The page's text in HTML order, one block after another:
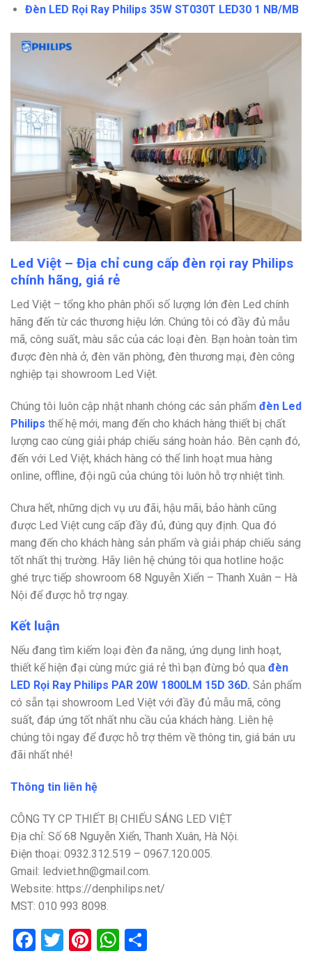
Đèn LED Rọi Ray Philips 35W ST030T LED30 1 NB/MB
Led Việt – Địa chỉ cung cấp đèn rọi ray Philips
chính hãng, giá rẻ
Led Việt – tổng kho phân phối số lượng lớn đèn Led chính
hãng đến từ các thương hiệu lớn. Chúng tôi có đầy đủ mẫu
mã, công suất, màu sắc của các loại đèn. Bạn hoàn toàn tìm
được đèn nhà ở, đèn văn phòng, đèn thương mại, đèn công
nghiệp tại showroom Led Việt.
Chúng tôi luôn cập nhật nhanh chóng các sản phẩm đèn Led
Philips thế hệ mới, mang đến cho khách hàng thiết bị chất
lượng cao cùng giải pháp chiếu sáng hoàn hảo. Bên cạnh đó,
đến với Led Việt, khách hàng có thể linh hoạt mua hàng
online, offline, đội ngũ của chúng tôi luôn hỗ trợ nhiệt tình.
Chưa hết, những dịch vụ ưu đãi, hậu mãi, bảo hành cũng
được Led Việt cung cấp đầy đủ, đúng quy định. Qua đó
mang đến cho khách hàng sản phẩm và giải pháp chiếu sáng
tốt nhất thị trường. Hãy liên hệ chúng tôi qua hotline hoặc
ghé trực tiếp showroom 68 Nguyễn Xiển – Thanh Xuân – Hà
Nội để được hỗ trợ ngay.
Kết luận
Nếu đang tìm kiếm loại đèn đa năng, ứng dụng linh hoạt,
thiết kế hiện đại cùng mức giá rẻ thì bạn đừng bỏ qua đèn
LED Rọi Ray Philips PAR 20W 1800LM 15D 36D. Sản phẩm
có sẵn tại showroom Led Việt với đầy đủ mẫu mã, công
suất, đáp ứng tốt nhất nhu cầu của khách hàng. Liên hệ
chúng tôi ngay để được hỗ trợ thêm về thông tin, giá bán ưu
đãi nhất nhé!
Thông tin liên hệ
CÔNG TY CP THIẾT BỊ CHIẾU SÁNG LED VIỆT
Địa chỉ: Số 68 Nguyễn Xiển, Thanh Xuân, Hà Nội.
Điện thoại: 0932.312.519 – 0967.120.005.
Gmail: ledviet.hn@gmail.com.
Website: https://denphilips.net/
MST: 010 993 8098.
Facebook
Twitter
Pinterest
WhatsApp